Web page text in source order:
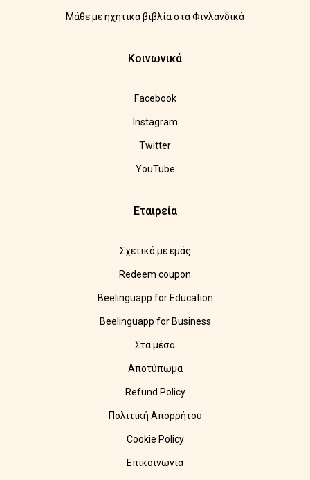
Μάθε με ηχητικά βιβλία στα Φινλανδικά
Κοινωνικά
Facebook
Instagram
Twitter
YouTube
Εταιρεία
Σχετικά με εμάς
Redeem coupon
Beelinguapp for Education
Beelinguapp for Business
Στα μέσα
Αποτύπωμα
Refund Policy
Πολιτική Απορρήτου
Cookie Policy
Επικοινωνία